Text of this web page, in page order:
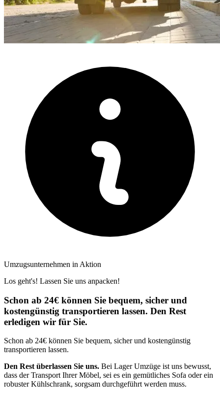
Umzugsunternehmen in Aktion
Los geht's! Lassen Sie uns anpacken!
Schon ab 24€ können Sie bequem, sicher und
kostengünstig transportieren lassen. Den Rest
erledigen wir für Sie.
Schon ab 24€ können Sie bequem, sicher und kostengünstig
transportieren lassen.
Den Rest überlassen Sie uns. Bei Lager Umzüge ist uns bewusst,
dass der Transport Ihrer Möbel, sei es ein gemütliches Sofa oder ein
robuster Kühlschrank, sorgsam durchgeführt werden muss.